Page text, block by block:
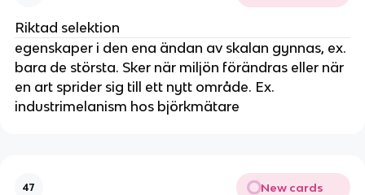
Riktad selektion
egenskaper i den ena ändan av skalan gynnas, ex.
bara de största. Sker när miljön förändras eller när
en art sprider sig till ett nytt område. Ex.
industrimelanism hos björkmätare
47 New cards